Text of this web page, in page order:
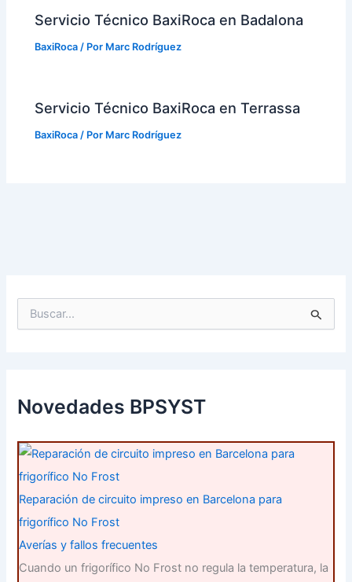
Servicio Técnico BaxiRoca en Badalona
BaxiRoca / Por Marc Rodríguez
Servicio Técnico BaxiRoca en Terrassa
BaxiRoca / Por Marc Rodríguez
p
o
:
Novedades BPSYST
Reparación de circuito impreso en Barcelona para
frigorífico No Frost
Averías y fallos frecuentes
Cuando un frigorífico No Frost no regula la temperatura, la